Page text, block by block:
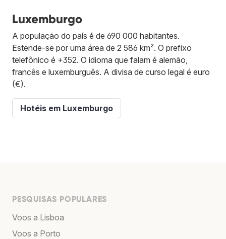
Luxemburgo
A população do país é de 690 000 habitantes.
Estende-se por uma área de 2 586 km². O prefixo
telefônico é +352. O idioma que falam é alemão,
francês e luxemburguês. A divisa de curso legal é euro
(€).
Hotéis em Luxemburgo
PESQUISAS POPULARES
Voos a Lisboa
Voos a Porto